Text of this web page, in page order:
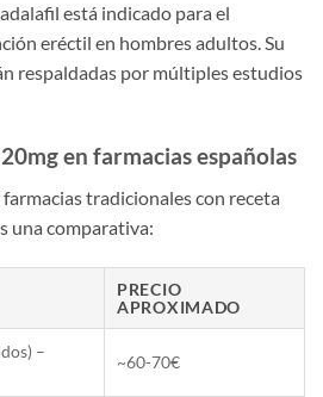
está indicado para el
eréctil en hombres adultos. Su
respaldadas por múltiples estudios
en farmacias españolas
tradicionales con receta
una comparativa:
PRECIO
APROXIMADO
–
~60-70€